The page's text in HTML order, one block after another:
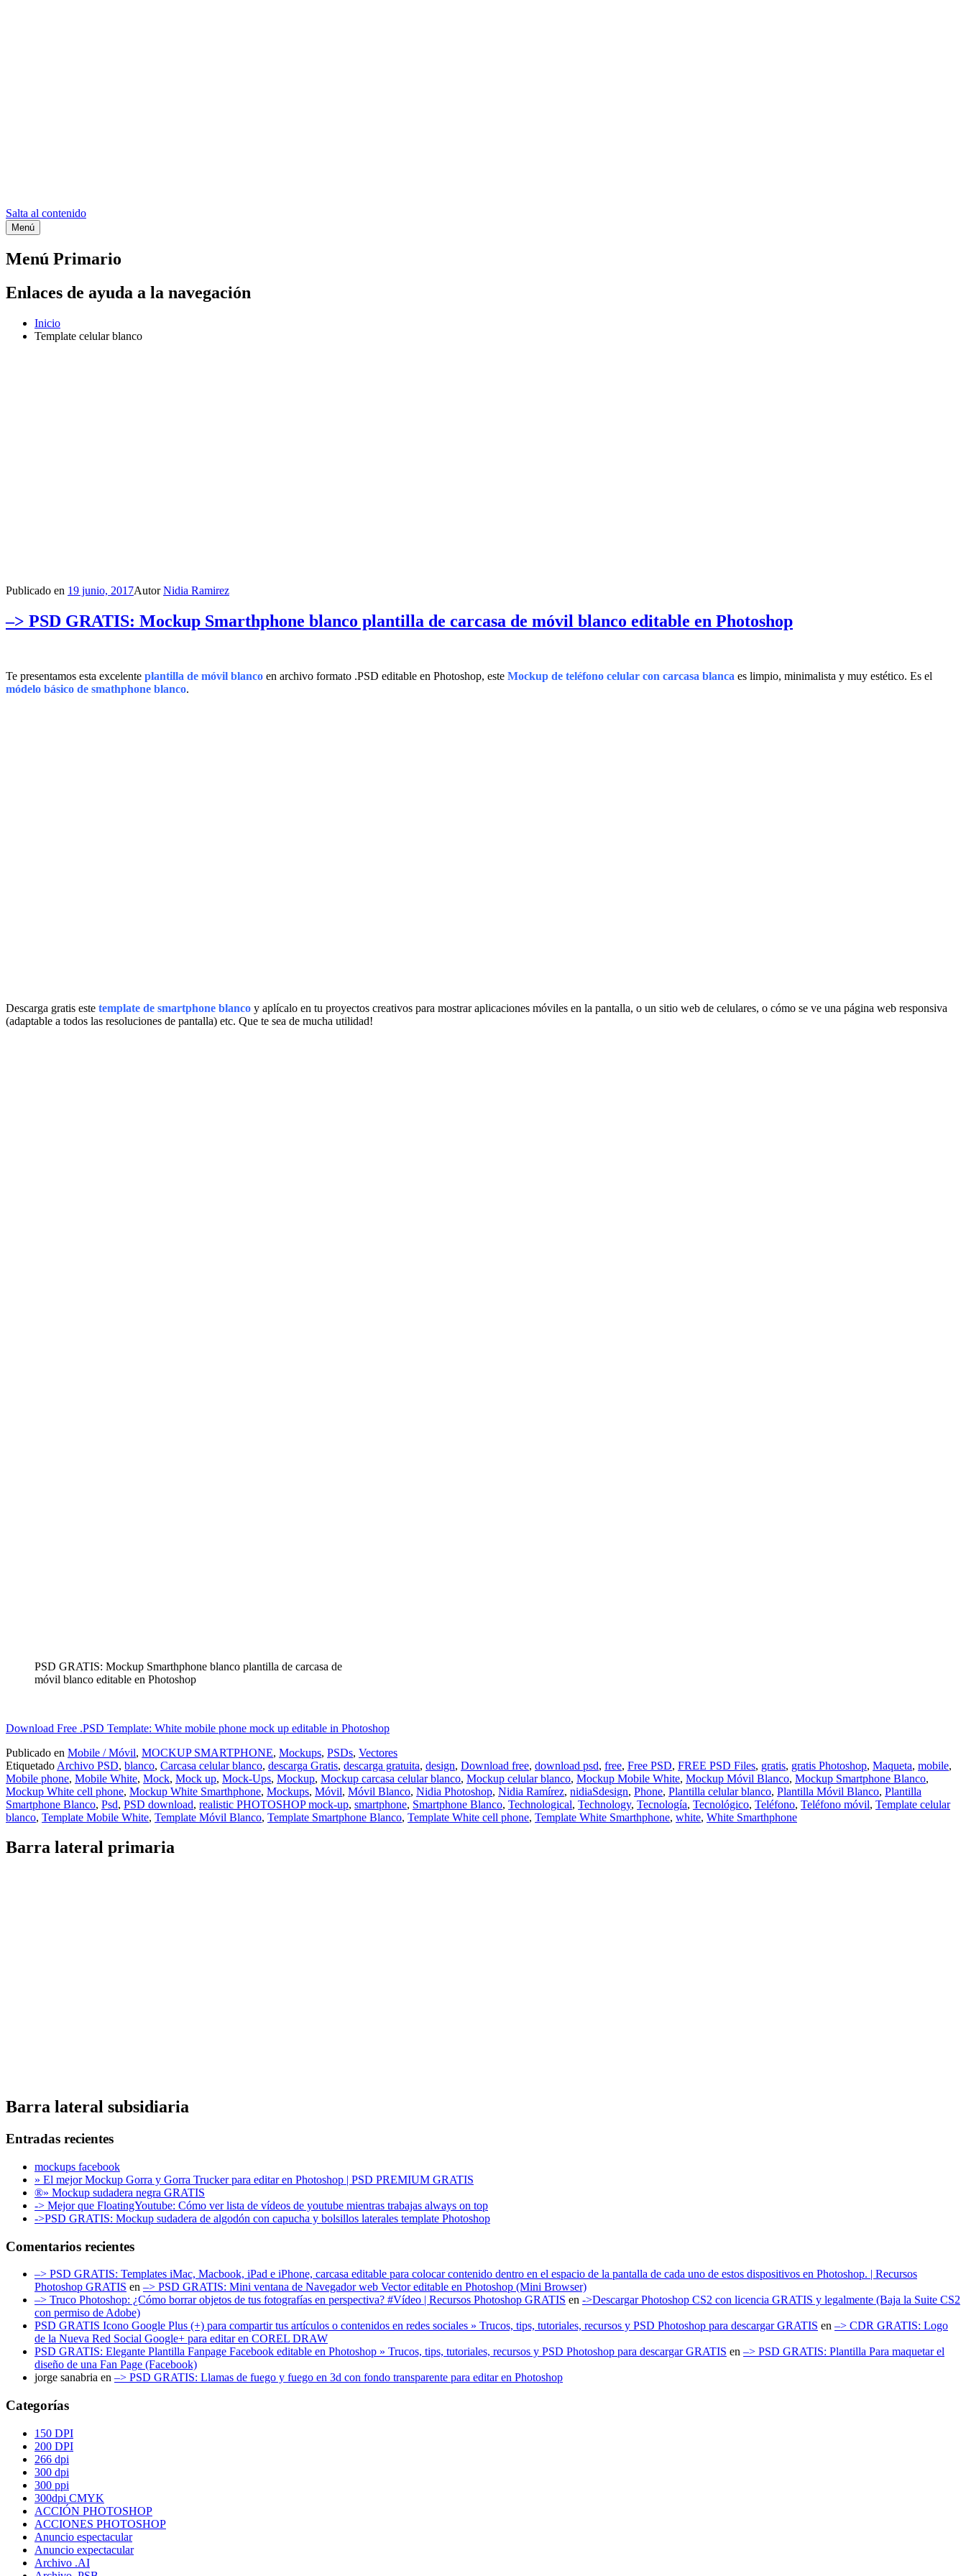
Salta al contenido
Etiqueta: Template celular blanco
Menú
Menú Primario
Enlaces de ayuda a la navegación
Inicio
Template celular blanco
Publicado en 19 junio, 2017AutorNidia Ramirez
–> PSD GRATIS: Mockup Smarthphone blanco plantilla de carcasa de móvil blanco editable en Photoshop
Te presentamos esta excelente plantilla de móvil blanco en archivo formato .PSD editable en Photoshop, este Mockup de teléfono celular con carcasa blanca es limpio, minimalista y muy estético. Es el
módelo básico de smathphone blanco.
Descarga gratis este template de smartphone blanco y aplícalo en tu proyectos creativos para mostrar aplicaciones móviles en la pantalla, o un sitio web de celulares, o cómo se ve una página web responsiva
(adaptable a todos las resoluciones de pantalla) etc. Que te sea de mucha utilidad!
PSD GRATIS: Mockup Smarthphone blanco plantilla de carcasa de
móvil blanco editable en Photoshop
Download Free .PSD Template: White mobile phone mock up editable in Photoshop
Publicado en Mobile / Móvil, MOCKUP SMARTPHONE, Mockups, PSDs, Vectores
Etiquetado Archivo PSD, blanco, Carcasa celular blanco, descarga Gratis, descarga gratuita, design, Download free, download psd, free, Free PSD, FREE PSD Files, gratis, gratis Photoshop, Maqueta, mobile,
Mobile phone, Mobile White, Mock, Mock up, Mock-Ups, Mockup, Mockup carcasa celular blanco, Mockup celular blanco, Mockup Mobile White, Mockup Móvil Blanco, Mockup Smartphone Blanco,
Mockup White cell phone, Mockup White Smarthphone, Mockups, Móvil, Móvil Blanco, Nidia Photoshop, Nidia Ramírez, nidiaSdesign, Phone, Plantilla celular blanco, Plantilla Móvil Blanco, Plantilla
Smartphone Blanco, Psd, PSD download, realistic PHOTOSHOP mock-up, smartphone, Smartphone Blanco, Technological, Technology, Tecnología, Tecnológico, Teléfono, Teléfono móvil, Template celular
blanco, Template Mobile White, Template Móvil Blanco, Template Smartphone Blanco, Template White cell phone, Template White Smarthphone, white, White Smarthphone
Barra lateral primaria
Barra lateral subsidiaria
Entradas recientes
mockups facebook
» El mejor Mockup Gorra y Gorra Trucker para editar en Photoshop | PSD PREMIUM GRATIS
®» Mockup sudadera negra GRATIS
-> Mejor que FloatingYoutube: Cómo ver lista de vídeos de youtube mientras trabajas always on top
->PSD GRATIS: Mockup sudadera de algodón con capucha y bolsillos laterales template Photoshop
Comentarios recientes
–> PSD GRATIS: Templates iMac, Macbook, iPad e iPhone, carcasa editable para colocar contenido dentro en el espacio de la pantalla de cada uno de estos dispositivos en Photoshop. | Recursos
Photoshop GRATIS en –> PSD GRATIS: Mini ventana de Navegador web Vector editable en Photoshop (Mini Browser)
–> Truco Photoshop: ¿Cómo borrar objetos de tus fotografías en perspectiva? #Vídeo | Recursos Photoshop GRATIS en ->Descargar Photoshop CS2 con licencia GRATIS y legalmente (Baja la Suite CS2
con permiso de Adobe)
PSD GRATIS Icono Google Plus (+) para compartir tus artículos o contenidos en redes sociales » Trucos, tips, tutoriales, recursos y PSD Photoshop para descargar GRATIS en –> CDR GRATIS: Logo
de la Nueva Red Social Google+ para editar en COREL DRAW
PSD GRATIS: Elegante Plantilla Fanpage Facebook editable en Photoshop » Trucos, tips, tutoriales, recursos y PSD Photoshop para descargar GRATIS en –> PSD GRATIS: Plantilla Para maquetar el
diseño de una Fan Page (Facebook)
jorge sanabria en –> PSD GRATIS: Llamas de fuego y fuego en 3d con fondo transparente para editar en Photoshop
Categorías
150 DPI
200 DPI
266 dpi
300 dpi
300 ppi
300dpi CMYK
ACCIÓN PHOTOSHOP
ACCIONES PHOTOSHOP
Anuncio espectacular
Anuncio expectacular
Archivo .AI